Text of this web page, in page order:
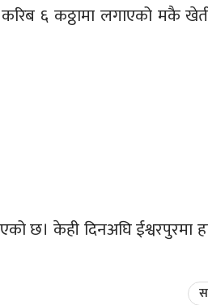
६ कठ्ठामा लगाएको मकै
छ। केही दिनअघि ईश्वरपुरमा